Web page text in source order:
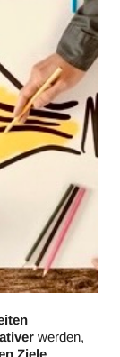
werden,
Ziele